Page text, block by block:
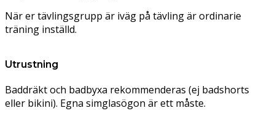
När er tävlingsgrupp är iväg på tävling är ordinarie
träning inställd.
Utrustning
Baddräkt och badbyxa rekommenderas (ej badshorts
eller bikini). Egna simglasögon är ett måste.